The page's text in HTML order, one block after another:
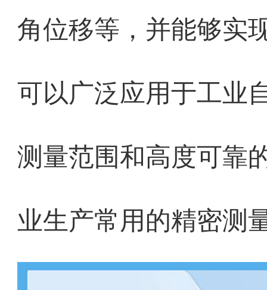
角位移等，并能够实
可以广泛应用于工业
测量范围和高度可靠
业生产常用的精密测